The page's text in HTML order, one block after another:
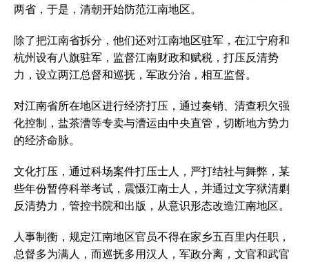
两省，于是，清朝开始防范江南地区。
除了把江南省拆分，他们还对江南地区驻军，在江宁府和
杭州设有八旗驻军，监督江南财政和赋税，打压反清势
力，设立两江总督和巡抚，军政分治，相互监督。
对江南省所在地区进行经济打压，通过奏销、清查积欠强
化控制，盐茶漕等专卖与漕运由中央直管，切断地方势力
的经济命脉。
文化打压，通过科场案件打压士人，严打结社与舞弊，某
些年份暂停科举考试，震慑江南士人，并通过文字狱清剿
反清势力，管控书院和出版，从意识形态改造江南地区。
人事制衡，规定江南地区官员不得在家乡五百里内任职，
总督多为满人，而巡抚多用汉人，军政分离，文官和武官